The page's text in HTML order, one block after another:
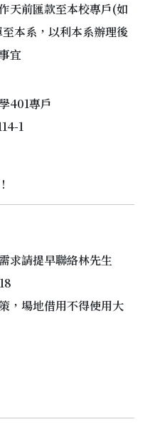
天前匯款至本校專戶(如
本系，以利本系辦理後
宜
401專戶
1
求請提早聯絡林先生
，場地借用不得使用大